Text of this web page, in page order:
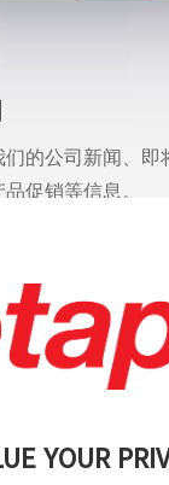
YOUR
的公司新闻、即
促销等信息。
条款 | 保密规则 |